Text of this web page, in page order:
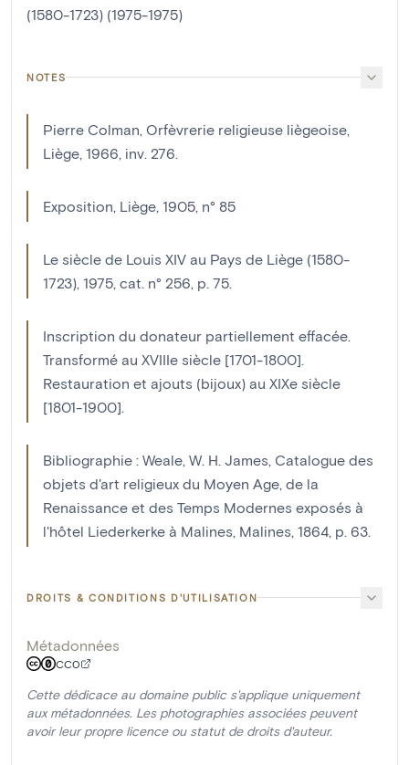
(1580-1723) (1975-1975)
NOTES
Pierre Colman, Orfèvrerie religieuse liègeoise,
Liège, 1966, inv. 276.
Exposition, Liège, 1905, n° 85
Le siècle de Louis XIV au Pays de Liège (1580-
1723), 1975, cat. n° 256, p. 75.
Inscription du donateur partiellement effacée.
Transformé au XVIIIe siècle [1701-1800].
Restauration et ajouts (bijoux) au XIXe siècle
[1801-1900].
Bibliographie : Weale, W. H. James, Catalogue des
objets d'art religieux du Moyen Age, de la
Renaissance et des Temps Modernes exposés à
l'hôtel Liederkerke à Malines, Malines, 1864, p. 63.
DROITS & CONDITIONS D'UTILISATION
Métadonnées
CC0
Cette dédicace au domaine public s'applique uniquement
aux métadonnées. Les photographies associées peuvent
avoir leur propre licence ou statut de droits d'auteur.